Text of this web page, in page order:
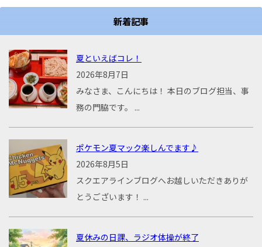
新着記事
夏といえばコレ！
2026年8月7日
みなさま、こんにちは！ 本日のブログ担当、事
務の門脇です。 ...
ポケモン夏マック楽しんでます♪
2026年8月5日
スクエアラインブログへお越しいただきありが
とうございます！ ...
夏休みの日課、ラジオ体操が終了